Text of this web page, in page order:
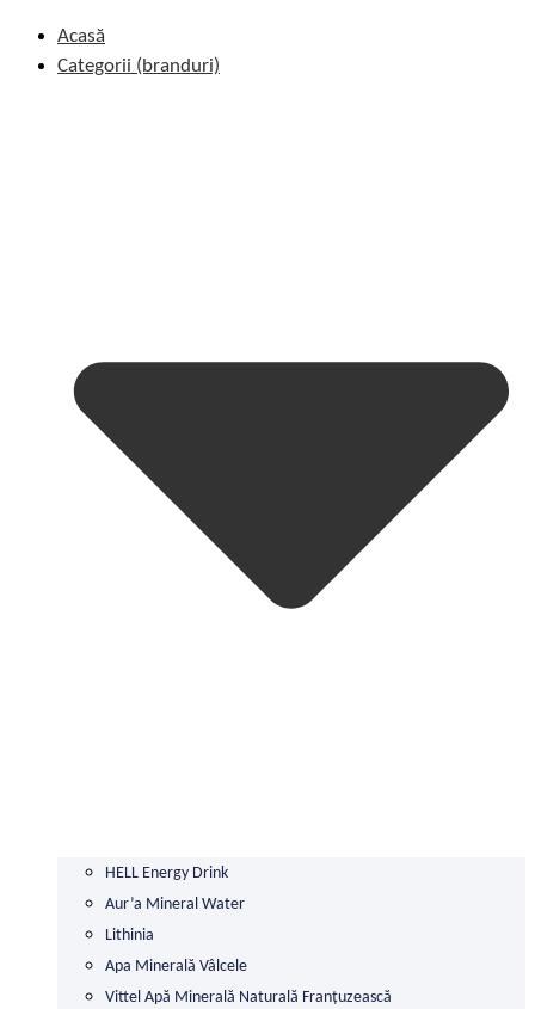
Acasă
Categorii (branduri)
HELL Energy Drink
Aur’a Mineral Water
Lithinia
Apa Minerală Vâlcele
Vittel Apă Minerală Naturală Franțuzească